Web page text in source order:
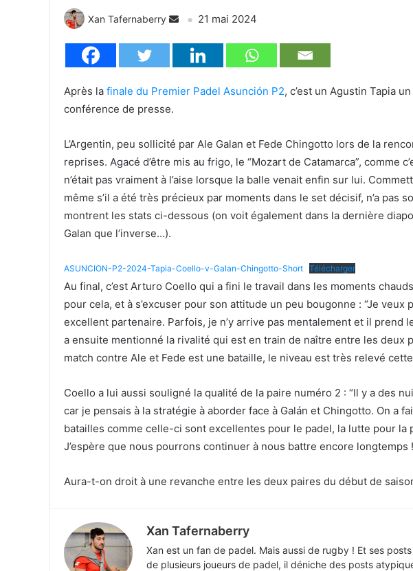
Xan Tafernaberry 21 mai 2024
Après la finale du Premier Padel Asunción P2, c’est un Agustin Tapia
conférence de presse.
L’Argentin, peu sollicité par Ale Galan et Fede Chingotto lors de la
reprises. Agacé d’être mis au frigo, le “Mozart de Catamarca”, comme
n’était pas vraiment à l’aise lorsque la balle venait enfin sur lui.
même s’il a été très précieux par moments dans le set décisif, n’a pas
montrent les stats ci-dessous (on voit également dans la dernière
Galan que l’inverse…).
ASUNCION-P2-2024-Tapia-Coello-v-Galan-Chingotto-Short Télécharger
Au final, c’est Arturo Coello qui a fini le travail dans les moments
pour cela, et à s’excuser pour son attitude un peu bougonne : “Je veux
excellent partenaire. Parfois, je n’y arrive pas mentalement et il prend
a ensuite mentionné la rivalité qui est en train de naître entre les deux
match contre Ale et Fede est une bataille, le niveau est très relevé cette
Coello a lui aussi souligné la qualité de la paire numéro 2 : “Il y a des
car je pensais à la stratégie à aborder face à Galán et Chingotto. On a
batailles comme celle-ci sont excellentes pour le padel, la lutte pour la
J’espère que nous pourrons continuer à nous battre encore longtemps
Aura-t-on droit à une revanche entre les deux paires du début de
Xan Tafernaberry
Xan est un fan de padel. Mais aussi de rugby ! Et ses
de plusieurs joueurs de padel, il déniche des posts